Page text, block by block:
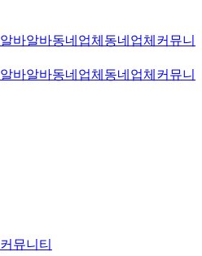
알바알바동네업체 동네업체 커뮤니
알바알바동네업체 동네업체 커뮤니
커뮤니티